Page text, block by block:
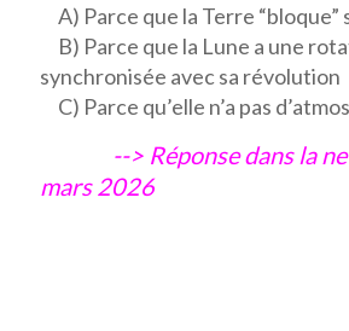
A) Parce que la Terre “bloque”
B) Parce que la Lune a une
synchronisée avec sa révolution
C) Parce qu’elle n’a pas
--> Réponse dans la
mars 2026